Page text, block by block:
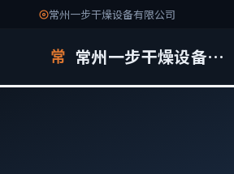
常州一步干燥设备有限公司
常 常州一步干燥设备有限公司